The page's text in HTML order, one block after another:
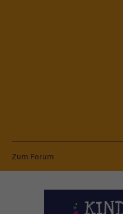
Zum Forum